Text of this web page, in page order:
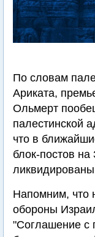
По словам
Ариката,
Ольмерт
палестинской
что в
блок-постов
Напомним, что
обороны
"Соглашение с